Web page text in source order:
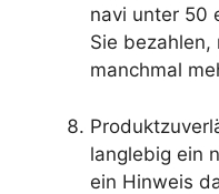
navi unter 50
Sie bezahlen,
manchmal
langlebig ein
ein Hinweis